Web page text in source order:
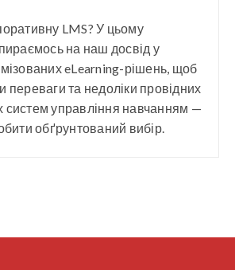
LMS? У цьому
на наш досвід у
eLearning-рішень, щоб
переваги та недоліки провідних
систем управління навчанням —
обґрунтований вибір.